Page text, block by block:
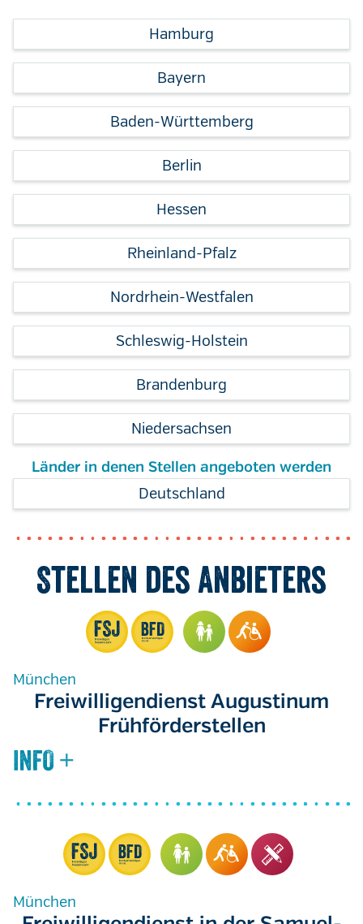
Hamburg
Bayern
Baden-Württemberg
Berlin
Hessen
Rheinland-Pfalz
Nordrhein-Westfalen
Schleswig-Holstein
Brandenburg
Niedersachsen
Länder in denen Stellen angeboten werden
Deutschland
Stellen des Anbieters
München
Freiwilligendienst Augustinum
Frühförderstellen
München